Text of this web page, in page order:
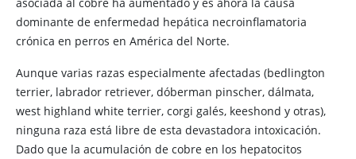
dominante de enfermedad hepática necroinflamatoria
crónica en perros en América del Norte.
Aunque varias razas especialmente afectadas (bedlington
terrier, labrador retriever, dóberman pinscher, dálmata,
west highland white terrier, corgi galés, keeshond y otras),
ninguna raza está libre de esta devastadora intoxicación.
Dado que la acumulación de cobre en los hepatocitos